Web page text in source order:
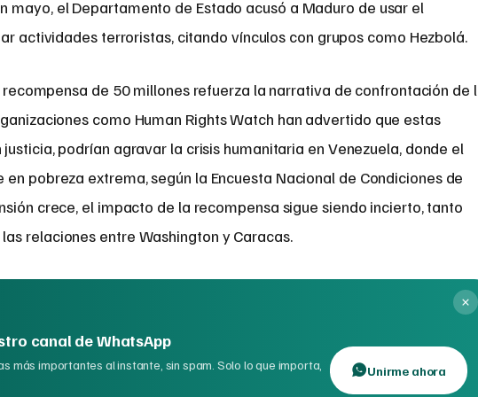
mayo, el Departamento de Estado acusó a Maduro de usar el
actividades terroristas, citando vínculos con grupos como Hezbolá.
de 50 millones refuerza la narrativa de confrontación de
como Human Rights Watch han advertido que estas
podrían agravar la crisis humanitaria en Venezuela, donde el
pobreza extrema, según la Encuesta Nacional de Condiciones de
crece, el impacto de la recompensa sigue siendo incierto, tanto
relaciones entre Washington y Caracas.
canal de WhatsApp
más importantes al instante, sin spam. Solo lo que importa,
Unirme ahora